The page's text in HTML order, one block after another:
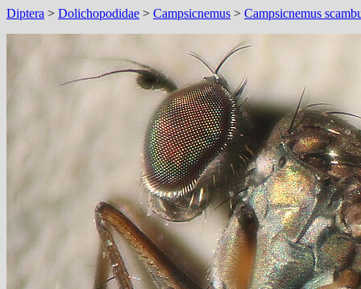
Diptera > Dolichopodidae > Campsicnemus > Campsicnemus